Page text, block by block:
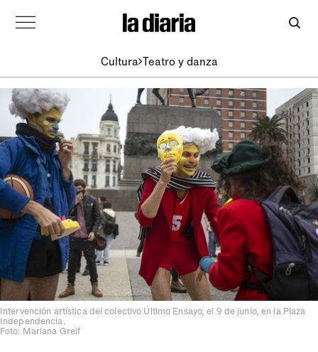
Cultura Teatro y danza
Intervención artística del colectivo Último Ensayo, el 9 de junio, en la Plaza
Independencia.
Foto: Mariana Greif